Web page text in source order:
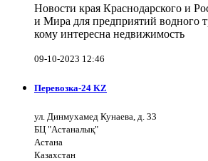
Новости края Краснодарского и
и Мира для предприятий водного
кому интересна недвижимость
09-10-2023 12:46
Перевозка-24 KZ
ул. Динмухамед Кунаева, д. 33
БЦ "Астаналық"
Астана
Казахстан